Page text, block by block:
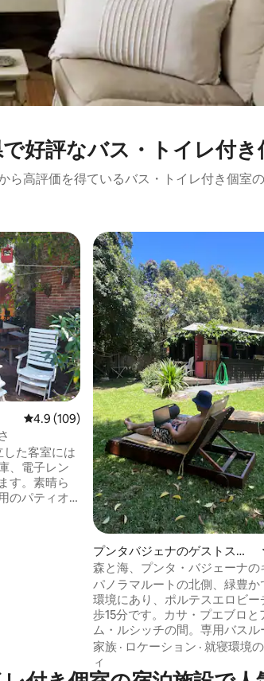
好評なバス・トイレ付き
ら高評価を得ているバス・トイレ付き個室
。
レビュー109件、5つ星中4.9つ星の平均評価
4.9 (109)
した客室には
、電子レン
す。素晴ら
のパティオ
バーベキュ
プンタバジェナのゲストスイ
ート
森と海、プンタ・バジェーナの
パノラマルートの北側、緑豊か
環境にあり、ポルテスエロビー
歩15分です。カサ・プエブロと
ム・ルシッチの間。専用バスル
ッチンとリビングルームのある
ー付きキャビン。ダブルベッド
ルベッドが1台ずつあります。
家族 · ロケーション · 就寝環境
ィ